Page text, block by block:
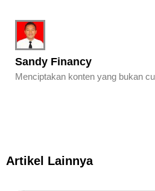
Sandy Financy
Menciptakan konten yang bukan
Artikel Lainnya